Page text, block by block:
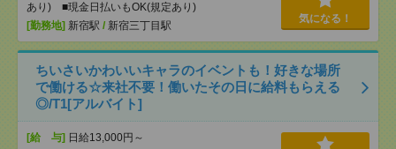
あり) ■現金日払いもOK(規定あり)
[勤務地] 新宿駅 / 新宿三丁目駅
気になる！
ちいさいかわいいキャラのイベントも！好きな場所
で働ける☆来社不要！働いたその日に給料もらえる
◎/T1[アルバイト]
[給 与] 日給13,000円～